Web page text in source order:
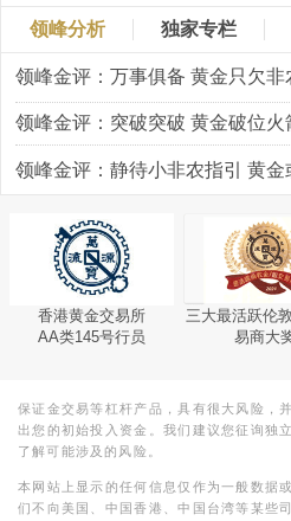
领峰分析 独家专栏
领峰金评：突破突破 黄金破位火
香港黄金交易所
AA类145号行员
三大最活跃伦
易商大
保证金交易等杠杆产品，具有很大风险，
出您的初始投入资金。我们建议您征询独
了解可能涉及的风险。
本网站上显示的任何信息仅作为一般数据
们不向美国、中国香港、中国台湾等某些